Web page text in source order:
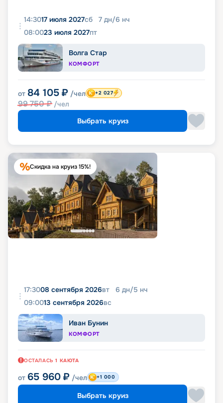
14:3017 июля 2027сб 7 дн/6 нч
08:0023 июля 2027пт
Волга Стар
КОМФОРТ
от 84 105 ₽ /чел
99 750₽ /чел
+2 027
Выбрать круиз
Скидка на круиз 15%!
17:3008 сентября 2026вт 6 дн/5 нч
09:0013 сентября 2026вс
Иван Бунин
КОМФОРТ
ОСТАЛАСЬ 1 КАЮТА
от 65 960 ₽ /чел +1 000
Выбрать круиз